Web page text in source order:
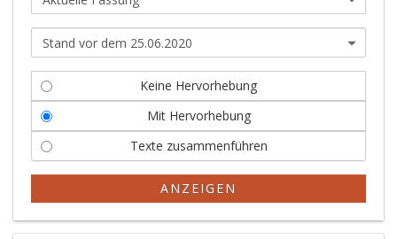
Keine Hervorhebung
Mit Hervorhebung
Texte zusammenführen
ANZEIGEN